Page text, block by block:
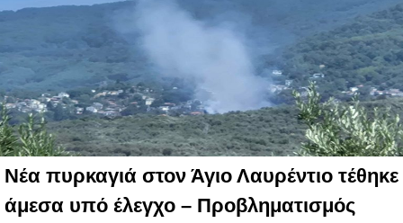
Νέα πυρκαγιά στον Άγιο Λαυρέντιο τέθηκε
άμεσα υπό έλεγχο – Προβληματισμός